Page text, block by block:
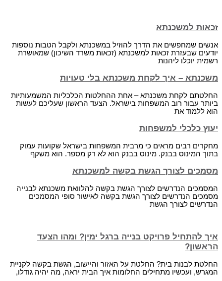
זכאות למשכנתא
אנשים שמחפשים את הדרך להוזיל במשכנתא ולקבל הטבות נוספות
יודעים שבעזרת זכאות למשכנתא (זכאות משרד השיכון) שמאושרת
רשמית יוכלו ליהנות
משכנתא – איך לקחת משכנתא בלי טעויות
החלטתם לקחת משכנתא – אחת ההחלטות הכלכליות המשמעותיות
ביותר עבור רוב המשפחות בישראל. הצעד הראשון שעליכם לעשות
הוא ללמוד את
יעוץ כלכלי למשפחות
מחקרים רבים מראים כי מרבית המשפחות בישראל שקועות עמוק
בתוך המינוס בבנק. מינוס בבנק הוא לא רק מספר. הוא משקף
מסמכים לצורך הגשת בקשה למשכנתא
המסמכים הנדרשים לצורך הגשת בקשה להלוואת משכנתא לבנייה
מסמכים הנדרשים לצורך הגשת בקשה לאישור סופי המסמכים
הנדרשים לצורך הגשת
איך להתחיל פרויקט בנייה ברגל ימין? ומהו הצעד
הראשון?
החלטת לבנות בית? החלטת על האזור והיישוב, הגשת בקשה לקניית
המגרש, ועכשיו מתחילים החלומות איך הבית יראה, מה יהיה גודלו,